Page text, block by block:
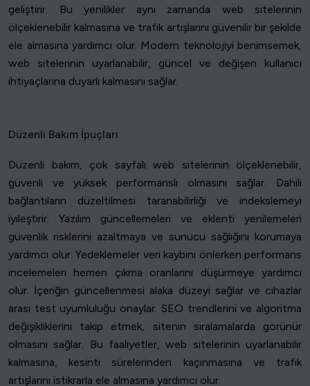
geliştirir. Bu yenilikler aynı zamanda web sitelerinin
ölçeklenebilir kalmasına ve trafik artışlarını güvenilir bir şekilde
ele almasına yardımcı olur. Modern teknolojiyi benimsemek,
web sitelerinin uyarlanabilir, güncel ve değişen kullanıcı
ihtiyaçlarına duyarlı kalmasını sağlar.
Düzenli Bakım İpuçları
Düzenli bakım, çok sayfalı web sitelerinin ölçeklenebilir,
güvenli ve yüksek performanslı olmasını sağlar. Dahili
bağlantıların düzeltilmesi taranabilirliği ve indekslemeyi
iyileştirir. Yazılım güncellemeleri ve eklenti yenilemeleri
güvenlik risklerini azaltmaya ve sunucu sağlığını korumaya
yardımcı olur. Yedeklemeler veri kaybını önlerken performans
incelemeleri hemen çıkma oranlarını düşürmeye yardımcı
olur. İçeriğin güncellenmesi alaka düzeyi sağlar ve cihazlar
arası test uyumluluğu onaylar. SEO trendlerini ve algoritma
değişikliklerini takip etmek, sitenin sıralamalarda görünür
olmasını sağlar. Bu faaliyetler, web sitelerinin uyarlanabilir
kalmasına, kesinti sürelerinden kaçınmasına ve trafik
artışlarını istikrarla ele almasına yardımcı olur.